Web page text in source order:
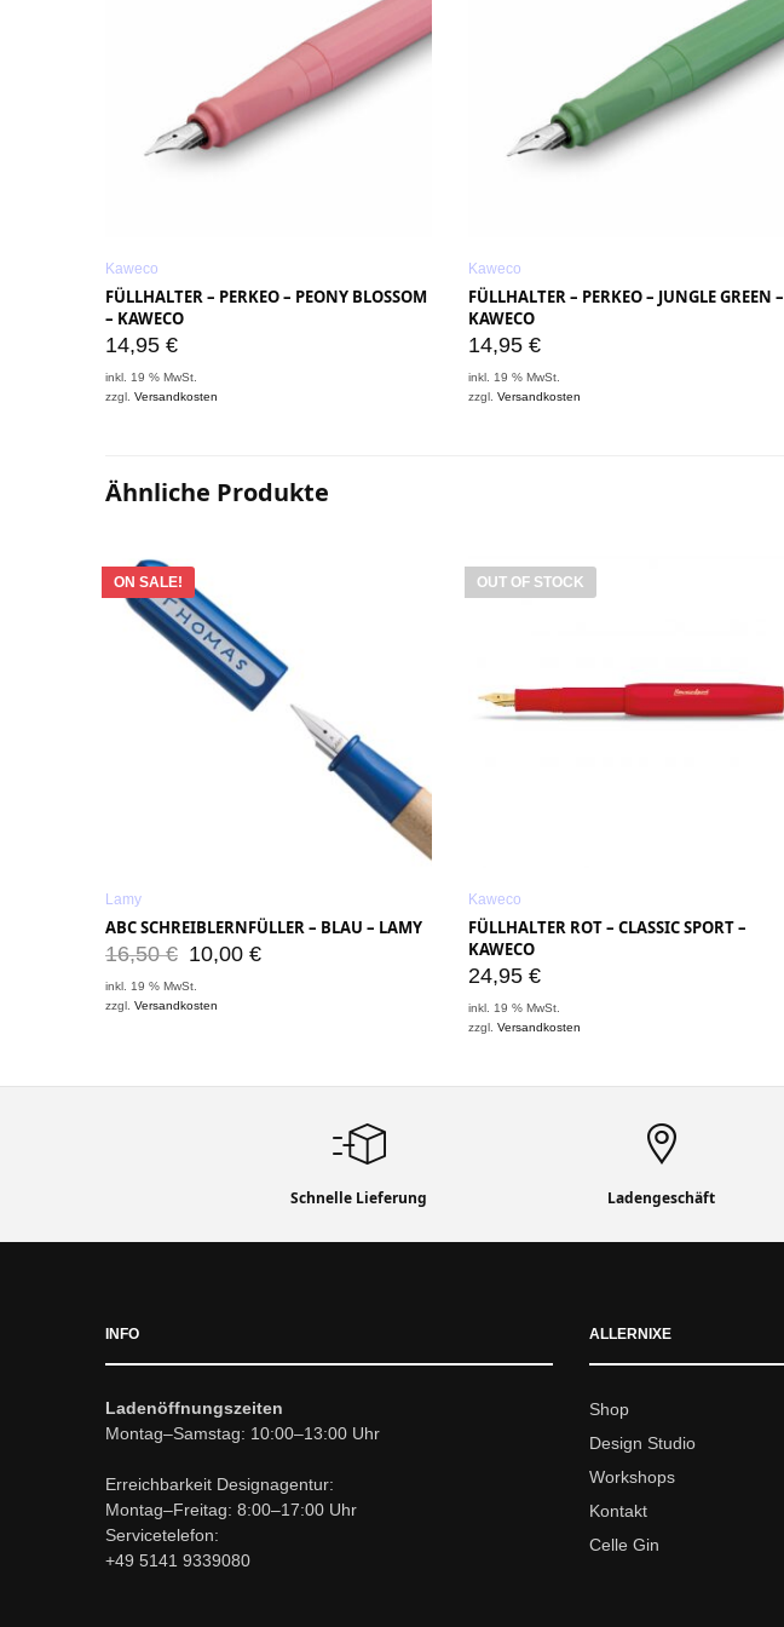
Kaweco
FÜLLHALTER – PERKEO – PEONY BLOSSOM
– KAWECO
14,95 €
inkl. 19 % MwSt.
zzgl.Versandkosten
Kaweco
FÜLLHALTER – PERKEO – JUNGLE GREEN –
KAWECO
14,95 €
inkl. 19 % MwSt.
zzgl.Versandkosten
Ähnliche Produkte
ON SALE!
Lamy
ABC SCHREIBLERNFÜLLER – BLAU – LAMY
16,50€ 10,00 €
inkl. 19 % MwSt.
zzgl.Versandkosten
OUT OF STOCK
Kaweco
FÜLLHALTER ROT – CLASSIC SPORT –
KAWECO
24,95 €
inkl. 19 % MwSt.
zzgl.Versandkosten
Schnelle Lieferung Ladengeschäft
INFO
Ladenöffnungszeiten
Montag–Samstag: 10:00–13:00 Uhr
Erreichbarkeit Designagentur:
Montag–Freitag: 8:00–17:00 Uhr
Servicetelefon:
+49 5141 9339080
ALLERNIXE
Shop
Design Studio
Workshops
Kontakt
Celle Gin